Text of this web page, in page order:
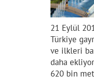
21 Eylül
Türkiye
ve ilkleri
daha
620 bin